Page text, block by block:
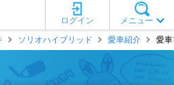
メニュー
ログイン
ソリオハイブリッド 愛車紹介 愛